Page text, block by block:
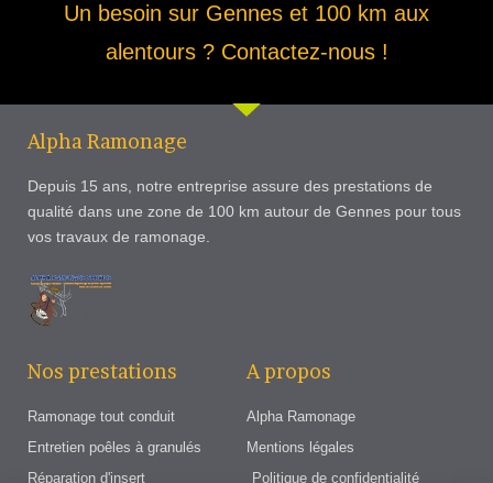
Un besoin sur Gennes et 100 km aux
alentours ? Contactez-nous !
Alpha Ramonage
Depuis 15 ans, notre entreprise assure des prestations de
qualité dans une zone de 100 km autour de Gennes pour tous
vos travaux de ramonage.
Nos prestations
Ramonage tout conduit
Entretien poêles à granulés
Réparation d'insert
A propos
Alpha Ramonage
Mentions légales
Politique de confidentialité